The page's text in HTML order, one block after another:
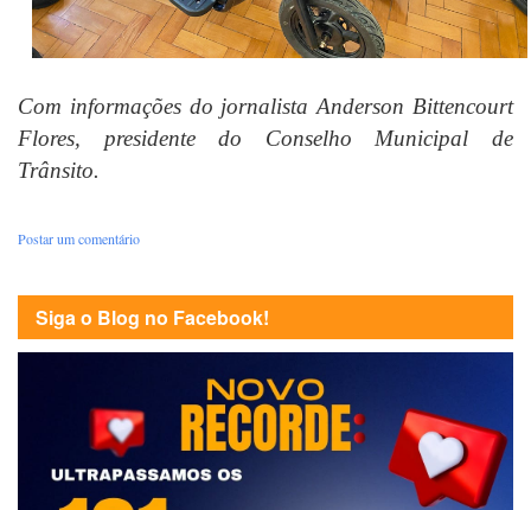
Com informações do jornalista Anderson Bittencourt
Flores, presidente do Conselho Municipal de
Trânsito.
Postar um comentário
Siga o Blog no Facebook!